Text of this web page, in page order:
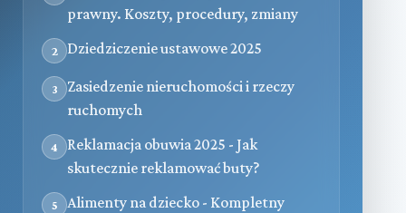
prawny. Koszty, procedury, zmiany
2 Dziedziczenie ustawowe 2025
3
Zasiedzenie nieruchomości i rzeczy
ruchomych
4
Reklamacja obuwia 2025 - Jak
skutecznie reklamować buty?
5
Alimenty na dziecko - Kompletny